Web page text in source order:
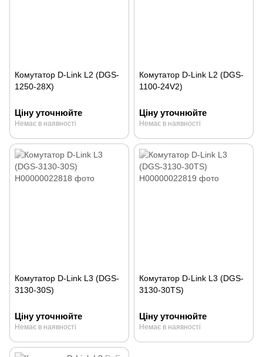
Комутатор D-Link L2 (DGS-
1250-28X)
Ціну уточнюйте
Немає в наявності
Комутатор D-Link L2 (DGS-
1100-24V2)
Ціну уточнюйте
Немає в наявності
Комутатор D-Link L3 (DGS-
3130-30S)
Ціну уточнюйте
Немає в наявності
Комутатор D-Link L3 (DGS-
3130-30TS)
Ціну уточнюйте
Немає в наявності